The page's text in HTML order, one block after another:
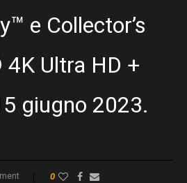
e Collector’s
Ultra HD +
giugno 2023.
0